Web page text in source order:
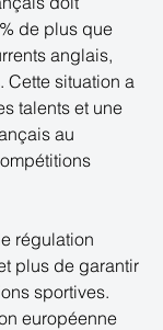
de plus que
anglais,
Cette situation a
talents et une
au
régulation
plus de garantir
sportives.
européenne